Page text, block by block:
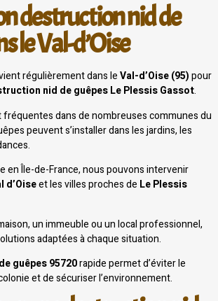
destruction nid de
le Val-d’Oise
régulièrement dans leVal-d’Oise (95)pour
nid de guêpes Le Plessis Gassot.
dans de nombreuses communes du
peuvent s’installer dans les jardins, les
en Île-de-France, nous pouvons intervenir
d’Oiseet les villes proches de Le Plessis
un immeuble ou un local professionnel,
adaptées à chaque situation.
guêpes 95720rapide permet d’éviter le
et de sécuriser l’environnement.